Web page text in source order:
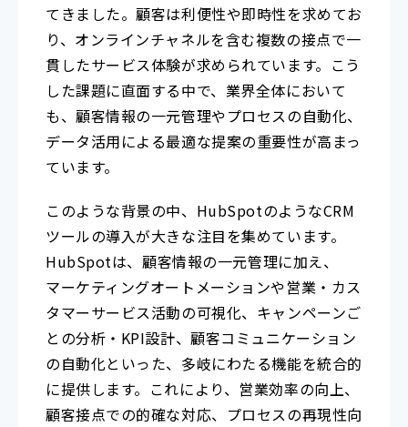
てきました。顧客は利便性や即時性を求めてお
り、オンラインチャネルを含む複数の接点で一
貫したサービス体験が求められています。こう
した課題に直面する中で、業界全体において
も、顧客情報の一元管理やプロセスの自動化、
データ活用による最適な提案の重要性が高まっ
ています。
このような背景の中、HubSpotのようなCRM
ツールの導入が大きな注目を集めています。
HubSpotは、顧客情報の一元管理に加え、
マーケティングオートメーションや営業・カス
タマーサービス活動の可視化、キャンペーンご
との分析・KPI設計、顧客コミュニケーション
の自動化といった、多岐にわたる機能を統合的
に提供します。これにより、営業効率の向上、
顧客接点での的確な対応、プロセスの再現性向